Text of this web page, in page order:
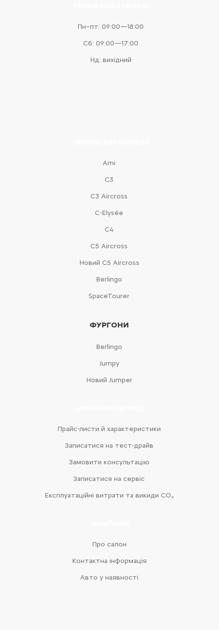
Пн–пт: 09:00—18:00
Сб: 09:00—17:00
Нд: вихідний
Ami
С3
С3 Aircross
C-Elysée
С4
С5 Aircross
Новий С5 Aircross
Berlingo
SpaceTourer
ФУРГОНИ
Berlingo
Jumpy
Новий Jumper
Прайс-листи й характеристики
Записатися на тест-драйв
Замовити консультацію
Записатися на сервіс
Експлуатаційні витрати та викиди CO₂
Про салон
Контактна інформація
Авто у наявності